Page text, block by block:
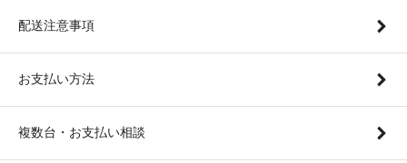
配送注意事項
お支払い方法
複数台・お支払い相談